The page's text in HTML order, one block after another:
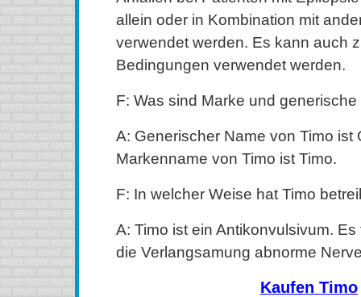
allein oder in Kombination mit
verwendet werden. Es kann auch
Bedingungen verwendet werden.
F: Was sind Marke und
A: Generischer Name von Timo ist
Markenname von Timo ist Timo.
F: In welcher Weise hat Timo
A: Timo ist ein Antikonvulsivum.
die Verlangsamung abnorme
Kaufen Timo